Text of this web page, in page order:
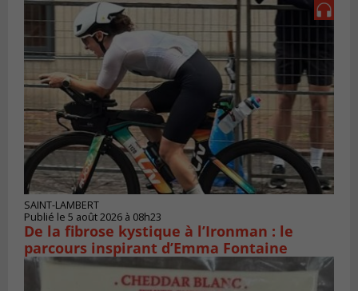
SAINT-LAMBERT
Publié le 5 août 2026 à 08h23
De la fibrose kystique à l’Ironman : le
parcours inspirant d’Emma Fontaine